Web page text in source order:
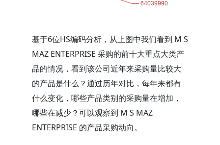
基于6位HS编码分析，从上图中我们看到 M S
MAZ ENTERPRISE 采购的前十大重点大类产
品的情况，看到该公司近年来采购量比较大
的产品是什么？通过历年对比，每年来都有
什么变化，哪些产品类别的采购量在增加，
哪些在减少？可以观察到 M S MAZ
ENTERPRISE 的产品采购动向。